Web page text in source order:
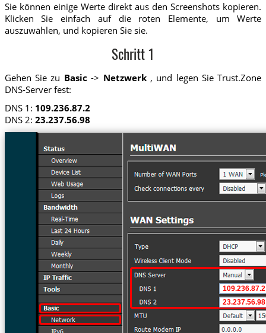
Sie können einige Werte direkt aus den Screenshots kopieren.
Klicken Sie einfach auf die roten Elemente, um Werte
auszuwählen, und kopieren Sie sie.
Schritt 1
Gehen Sie zu Basic -> Netzwerk, und legen Sie Trust.Zone
DNS-Server fest:
DNS 1: 109.236.87.2
DNS 2: 23.237.56.98